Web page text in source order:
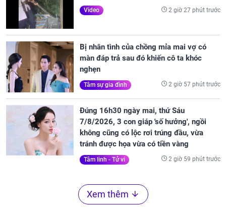
Video 2 giờ 27 phút trước
Bị nhân tình của chồng mỉa mai vợ có
màn đáp trả sau đó khiến cô ta khóc
nghẹn
Tâm sự gia đình 2 giờ 57 phút trước
Đúng 16h30 ngày mai, thứ Sáu
7/8/2026, 3 con giáp 'số hưởng', ngồi
không cũng có lộc rơi trúng đầu, vừa
tránh được họa vừa có tiền vàng
Tâm linh - Tử vi 2 giờ 59 phút trước
Xem thêm